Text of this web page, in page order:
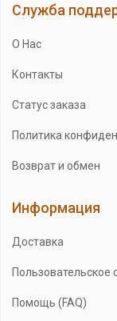
Служба
О Нас
Контакты
Статус заказа
Политика
Возврат и обмен
Информация
Доставка
Пользовательское
Помощь (FAQ)